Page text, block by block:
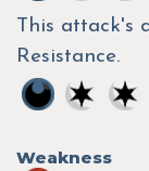
This attack's
Resistance.
Weakness